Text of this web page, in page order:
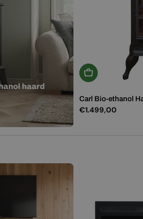
haard
In Winkelwagen
Carl Bio-ethanol
Normale
€1.499,00